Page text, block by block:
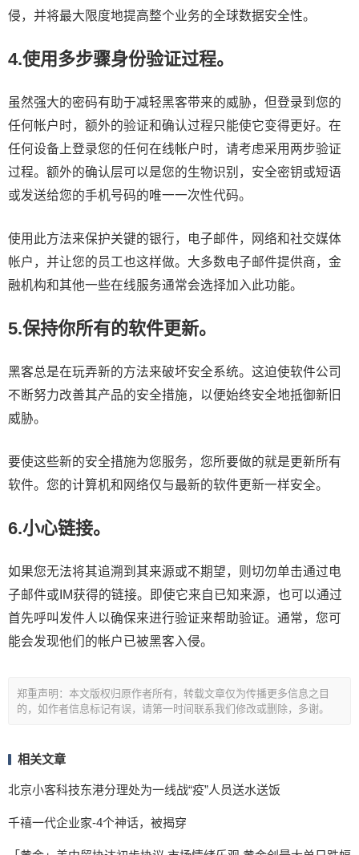
侵，并将最大限度地提高整个业务的全球数据安全性。
4.使用多步骤身份验证过程。
虽然强大的密码有助于减轻黑客带来的威胁，但登录到您的
任何帐户时，额外的验证和确认过程只能使它变得更好。在
任何设备上登录您的任何在线帐户时，请考虑采用两步验证
过程。额外的确认层可以是您的生物识别，安全密钥或短语
或发送给您的手机号码的唯一一次性代码。
使用此方法来保护关键的银行，电子邮件，网络和社交媒体
帐户，并让您的员工也这样做。大多数电子邮件提供商，金
融机构和其他一些在线服务通常会选择加入此功能。
5.保持你所有的软件更新。
黑客总是在玩弄新的方法来破坏安全系统。这迫使软件公司
不断努力改善其产品的安全措施，以便始终安全地抵御新旧
威胁。
要使这些新的安全措施为您服务，您所要做的就是更新所有
软件。您的计算机和网络仅与最新的软件更新一样安全。
6.小心链接。
如果您无法将其追溯到其来源或不期望，则切勿单击通过电
子邮件或IM获得的链接。即使它来自已知来源，也可以通过
首先呼叫发件人以确保来进行验证来帮助验证。通常，您可
能会发现他们的帐户已被黑客入侵。
郑重声明：本文版权归原作者所有，转载文章仅为传播更多信息之目
的，如作者信息标记有误，请第一时间联系我们修改或删除，多谢。
相关文章
北京小客科技东港分理处为一线战“疫”人员送水送饭
千禧一代企业家-4个神话，被揭穿